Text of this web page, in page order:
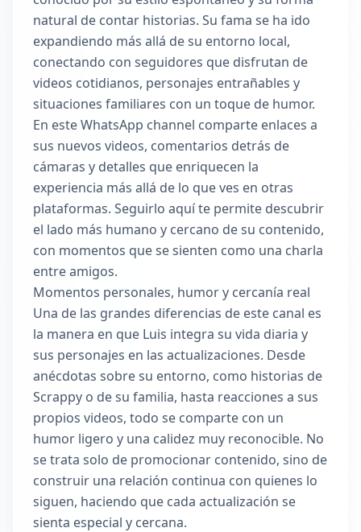
natural de contar historias. Su fama se ha ido
expandiendo más allá de su entorno local,
conectando con seguidores que disfrutan de
videos cotidianos, personajes entrañables y
situaciones familiares con un toque de humor.
En este WhatsApp channel comparte enlaces a
sus nuevos videos, comentarios detrás de
cámaras y detalles que enriquecen la
experiencia más allá de lo que ves en otras
plataformas. Seguirlo aquí te permite descubrir
el lado más humano y cercano de su contenido,
con momentos que se sienten como una charla
entre amigos.
Momentos personales, humor y cercanía real
Una de las grandes diferencias de este canal es
la manera en que Luis integra su vida diaria y
sus personajes en las actualizaciones. Desde
anécdotas sobre su entorno, como historias de
Scrappy o de su familia, hasta reacciones a sus
propios videos, todo se comparte con un
humor ligero y una calidez muy reconocible. No
se trata solo de promocionar contenido, sino de
construir una relación continua con quienes lo
siguen, haciendo que cada actualización se
sienta especial y cercana.